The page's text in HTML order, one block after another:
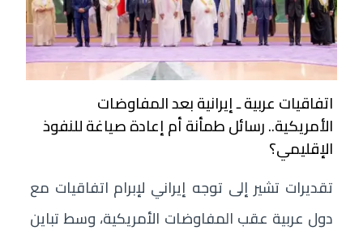
اتفاقيات عربية ـ إيرانية بعد المفاوضات
الأمريكية.. رسائل طمأنة أم إعادة صياغة للنفوذ
الإقليمي؟
تقديرات تشير إلى توجه إيراني لإبرام اتفاقيات مع
دول عربية عقب المفاوضات الأمريكية، وسط تباين